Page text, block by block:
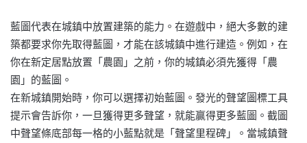
藍圖代表在城鎮中放置建築的能力。在遊戲中，絕大多數的建
築都要求你先取得藍圖，才能在該城鎮中進行建造。例如，在
你在新定居點放置「農園」之前，你的城鎮必須先獲得「農
園」的藍圖。
在新城鎮開始時，你可以選擇初始藍圖。發光的聲望圖標工具
提示會告訴你，一旦獲得更多聲望，就能贏得更多藍圖。截圖
中聲望條底部每一格的小藍點就是「聲望里程碑」。當城鎮聲